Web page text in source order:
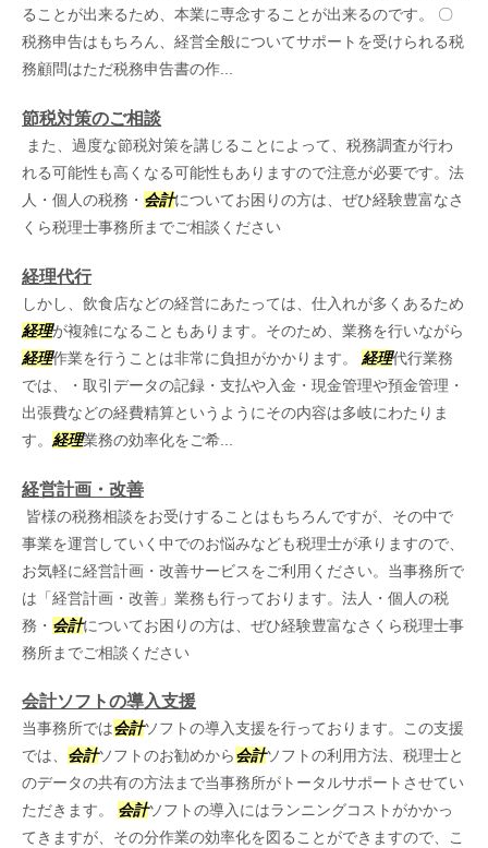
ることが出来るため、本業に専念することが出来るのです。 〇
税務申告はもちろん、経営全般についてサポートを受けられる税
務顧問はただ税務申告書の作...
節税対策のご相談
また、過度な節税対策を講じることによって、税務調査が行わ
れる可能性も高くなる可能性もありますので注意が必要です。法
人・個人の税務・ 会計についてお困りの方は、ぜひ経験豊富なさ
くら税理士事務所までご相談ください
経理代行
しかし、飲食店などの経営にあたっては、仕入れが多くあるため
経理が複雑になることもあります。そのため、業務を行いながら
経理作業を行うことは非常に負担がかかります。 経理代行業務
では、・取引データの記録・支払や入金・現金管理や預金管理・
出張費などの経費精算というようにその内容は多岐にわたりま
す。 経理業務の効率化をご希...
経営計画・改善
皆様の税務相談をお受けすることはもちろんですが、その中で
事業を運営していく中でのお悩みなども税理士が承りますので、
お気軽に経営計画・改善サービスをご利用ください。当事務所で
は「経営計画・改善」業務も行っております。法人・個人の税
務・ 会計についてお困りの方は、ぜひ経験豊富なさくら税理士事
務所までご相談ください
会計ソフトの導入支援
当事務所では会計ソフトの導入支援を行っております。この支援
では、 会計ソフトのお勧めから会計ソフトの利用方法、税理士と
のデータの共有の方法まで当事務所がトータルサポートさせてい
ただきます。 会計ソフトの導入にはランニングコストがかかっ
てきますが、その分作業の効率化を図ることができますので、こ